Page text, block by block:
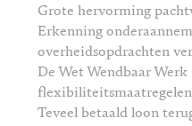
Grote hervorming
Erkenning
overheidsopdrachten
De Wet Wendbaar
flexibiliteitsmaatregelen
Teveel betaald loon